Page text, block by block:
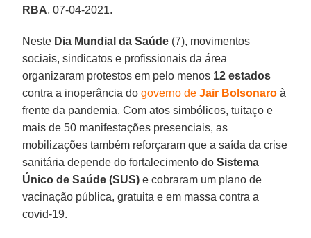
RBA, 07-04-2021.
Neste Dia Mundial da Saúde (7), movimentos
sociais, sindicatos e profissionais da área
organizaram protestos em pelo menos 12 estados
contra a inoperância dogoverno deJair Bolsonaro à
frente da pandemia. Com atos simbólicos, tuitaço e
mais de 50 manifestações presenciais, as
mobilizações também reforçaram que a saída da crise
sanitária depende do fortalecimento doSistema
Único de Saúde (SUS) e cobraram um plano de
vacinação pública, gratuita e em massa contra a
covid-19.